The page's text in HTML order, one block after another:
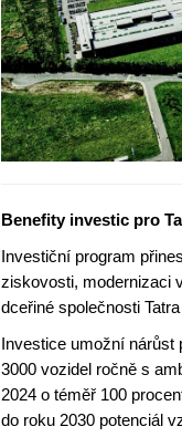
Benefity investic pro
Investiční program
ziskovosti, modernizaci
dceřiné společnosti
Investice umožní nárůst
3000 vozidel ročně s
2024 o téměř 100
do roku 2030 potenciál